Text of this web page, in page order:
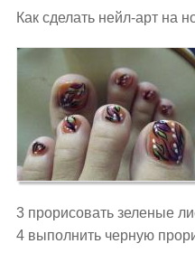
Как сделать нейл-арт на
3 прорисовать зеленые
4 выполнить черную